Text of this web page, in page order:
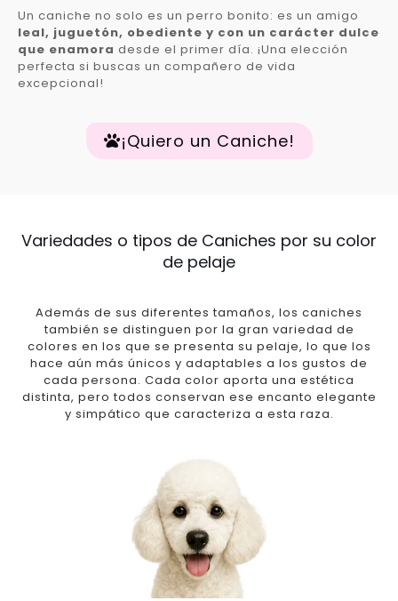
Un caniche no solo es un perro bonito: es un amigo
leal, juguetón, obediente y con un carácter dulce
que enamora desde el primer día. ¡Una elección
perfecta si buscas un compañero de vida
excepcional!
¡Quiero un Caniche!
Variedades o tipos de Caniches por su color
de pelaje
Además de sus diferentes tamaños, los caniches
también se distinguen por la gran variedad de
colores en los que se presenta su pelaje, lo que los
hace aún más únicos y adaptables a los gustos de
cada persona. Cada color aporta una estética
distinta, pero todos conservan ese encanto elegante
y simpático que caracteriza a esta raza.